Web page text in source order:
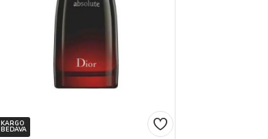
KARGO
BEDAVA